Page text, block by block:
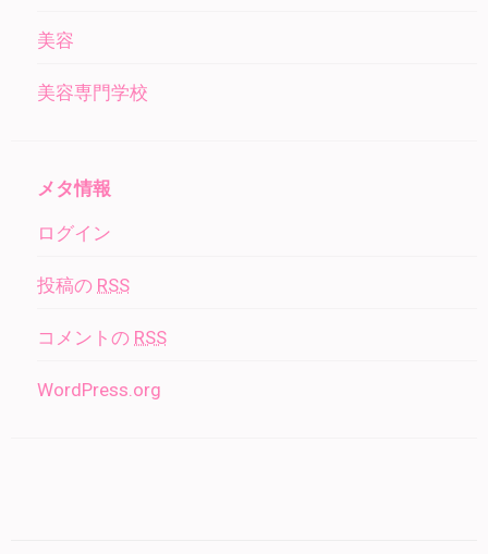
美容
美容専門学校
メタ情報
ログイン
投稿の RSS
コメントの RSS
WordPress.org